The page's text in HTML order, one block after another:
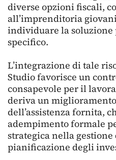
diverse opzioni fiscali,
all’imprenditoria
individuare la soluzione
specifico.
L’integrazione di tale
Studio favorisce un
consapevole per il
deriva un
dell’assistenza fornita,
adempimento formale
strategica nella
pianificazione degli